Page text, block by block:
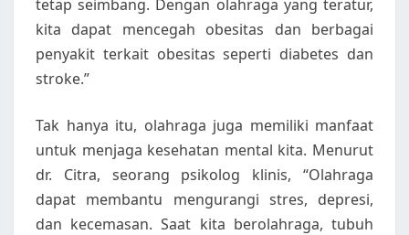
tetap seimbang. Dengan olahraga yang teratur,
kita dapat mencegah obesitas dan berbagai
penyakit terkait obesitas seperti diabetes dan
stroke.”
Tak hanya itu, olahraga juga memiliki manfaat
untuk menjaga kesehatan mental kita. Menurut
dr. Citra, seorang psikolog klinis, “Olahraga
dapat membantu mengurangi stres, depresi,
dan kecemasan. Saat kita berolahraga, tubuh